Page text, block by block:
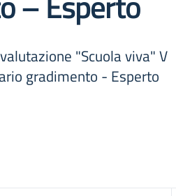
"Scuola viva" V
gradimento - Esperto